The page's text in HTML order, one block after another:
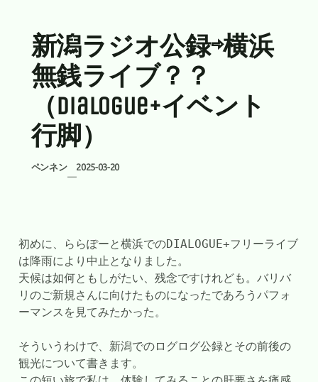
新潟ラジオ公録⇨横浜
無銭ライブ？？
（dialogue+イベント
行脚）
ペンネン
—
2025-03-20
初めに、ららぽーと横浜でのDIALOGUE+フリーライブ
は降雨により中止となりました。
天候は如何ともしがたい、残念ですけれども。バリバ
リのご新規さんに向けたものになったであろうパフォ
ーマンスを見てみたかった。
そういうわけで、新潟でのログログ公録とその前後の
観光について書きます。